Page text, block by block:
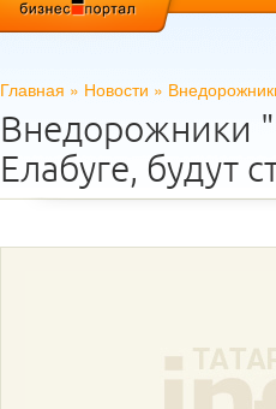
Главная » Новости »
Внедорожники
Елабуге, будут